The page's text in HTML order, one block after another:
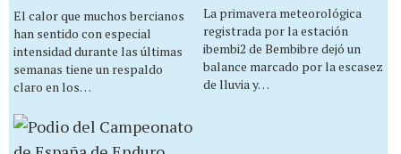
El calor que muchos bercianos
han sentido con especial
intensidad durante las últimas
semanas tiene un respaldo
claro en los…
La primavera meteorológica
registrada por la estación
ibembi2 de Bembibre dejó un
balance marcado por la escasez
de lluvia y…